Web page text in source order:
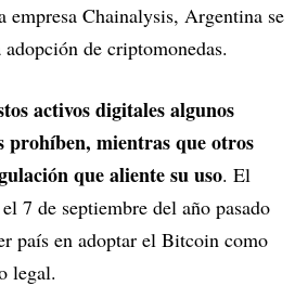
empresa Chainalysis, Argentina se
de criptomonedas.
activos digitales algunos
prohíben, mientras que otros
que aliente su uso. El
7 de septiembre del año pasado
país en adoptar el Bitcoin como
legal.